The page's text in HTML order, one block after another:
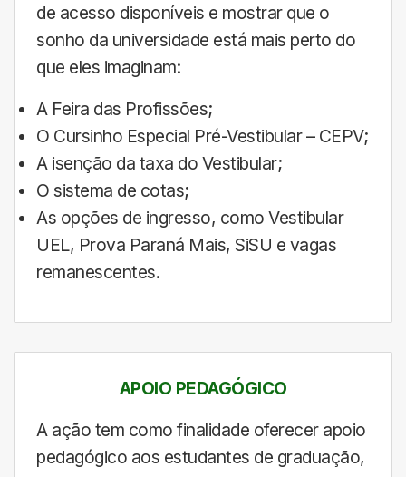
de acesso disponíveis e mostrar que o
sonho da universidade está mais perto do
que eles imaginam:
A Feira das Profissões;
O Cursinho Especial Pré-Vestibular – CEPV;
A isenção da taxa do Vestibular;
O sistema de cotas;
As opções de ingresso, como Vestibular
UEL, Prova Paraná Mais, SiSU e vagas
remanescentes.
APOIO PEDAGÓGICO
A ação tem como finalidade oferecer apoio
pedagógico aos estudantes de graduação,